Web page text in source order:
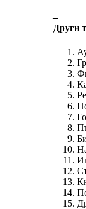
‒
Други